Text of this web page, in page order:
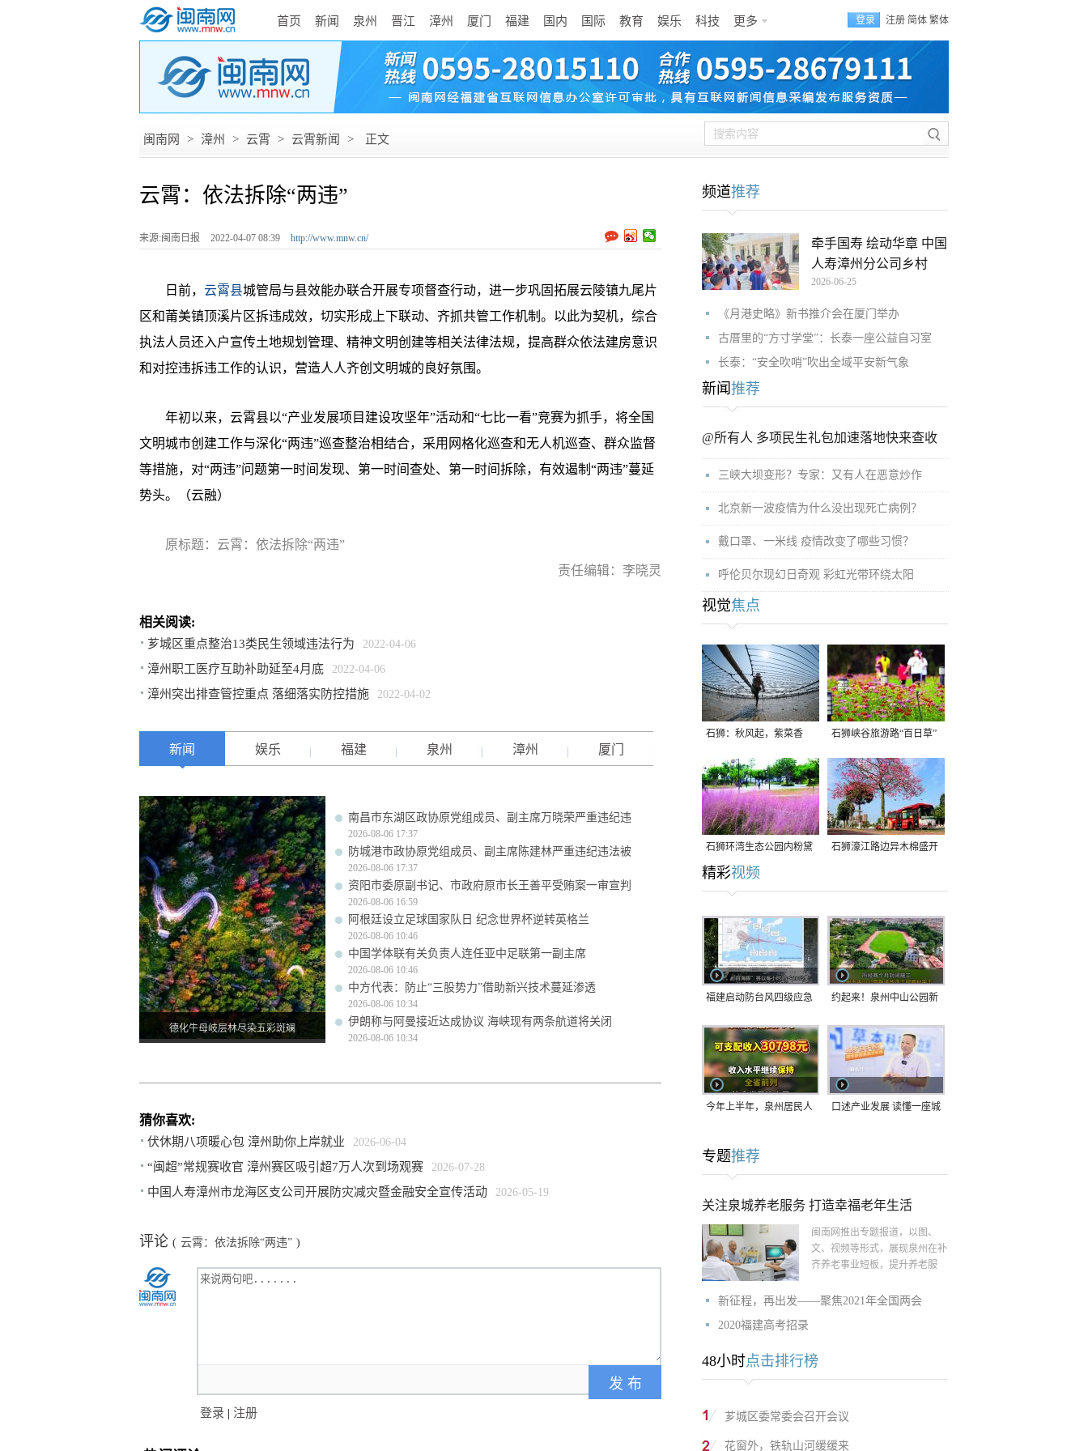
首页 新闻 泉州 晋江 漳州 厦门 福建 国内 国际 教育 娱乐 科技 更多 登录 注册 简体 繁体
闽南网 > 漳州 > 云霄 > 云霄新闻 > 正文
云霄：依法拆除“两违”
来源:闽南日报 2022-04-07 08:39 http://www.mnw.cn/
日前， 云霄县城管局与县效能办联合开展专项督查行动，进一步巩固拓展云陵镇九尾片
区和莆美镇顶溪片区拆违成效，切实形成上下联动、齐抓共管工作机制。以此为契机，综合
执法人员还入户宣传土地规划管理、精神文明创建等相关法律法规，提高群众依法建房意识
和对控违拆违工作的认识，营造人人齐创文明城的良好氛围。
年初以来，云霄县以“产业发展项目建设攻坚年”活动和“七比一看”竞赛为抓手，将全国
文明城市创建工作与深化“两违”巡查整治相结合，采用网格化巡查和无人机巡查、群众监督
等措施，对“两违”问题第一时间发现、第一时间查处、第一时间拆除，有效遏制“两违”蔓延
势头。（云融）
原标题：云霄：依法拆除“两违”
责任编辑：李晓灵
相关阅读:
芗城区重点整治13类民生领域违法行为 2022-04-06
漳州职工医疗互助补助延至4月底 2022-04-06
漳州突出排查管控重点 落细落实防控措施 2022-04-02
新闻 娱乐 福建 泉州 漳州 厦门
德化牛母岐层林尽染五彩斑斓
南昌市东湖区政协原党组成员、副主席万晓荣严重违纪违
2026-08-06 17:37
防城港市政协原党组成员、副主席陈建林严重违纪违法被
2026-08-06 17:37
资阳市委原副书记、市政府原市长王善平受贿案一审宣判
2026-08-06 16:59
阿根廷设立足球国家队日 纪念世界杯逆转英格兰
2026-08-06 10:46
中国学体联有关负责人连任亚中足联第一副主席
2026-08-06 10:46
中方代表：防止“三股势力”借助新兴技术蔓延渗透
2026-08-06 10:34
伊朗称与阿曼接近达成协议 海峡现有两条航道将关闭
2026-08-06 10:34
猜你喜欢:
伏休期八项暖心包 漳州助你上岸就业 2026-06-04
“闽超”常规赛收官 漳州赛区吸引超7万人次到场观赛 2026-07-28
中国人寿漳州市龙海区支公司开展防灾减灾暨金融安全宣传活动 2026-05-19
评论 ( 云霄：依法拆除“两违” )
登录 | 注册
频道推荐
牵手国寿 绘动华章 中国
人寿漳州分公司乡村
2026-06-25
《月港史略》新书推介会在厦门举办
古厝里的“方寸学堂”：长泰一座公益自习室
长泰：“安全吹哨”吹出全域平安新气象
新闻 推荐
@所有人 多项民生礼包加速落地快来查收
三峡大坝变形？专家：又有人在恶意炒作
北京新一波疫情为什么没出现死亡病例？
戴口罩、一米线 疫情改变了哪些习惯？
呼伦贝尔现幻日奇观 彩虹光带环绕太阳
视觉焦点
石狮：秋风起，紫菜香 石狮峡谷旅游路“百日草”
争相斗艳
石狮环湾生态公园内粉黛
乱子草盛放
石狮濠江路边异木棉盛开
精彩视频
福建启动防台风四级应急
9日在长江口至福建北部
一带沿海登陆
约起来！泉州中山公园新
今年上半年，泉州居民人 口述产业发展 读懂一座城
专题推荐
关注泉城养老服务 打造幸福老年生活
闽南网推出专题报道，以图、
文、视频等形式，展现泉州在补
齐养老事业短板，提升养老服
新征程，再出发——聚焦2021年全国两会
2020福建高考招录
48小时点击排行榜
芗城区委常委会召开会议
花窗外，铁轨山河缓缓来